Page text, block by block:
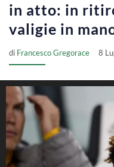
in atto: in
valigie in
di Francesco Gregorace 8